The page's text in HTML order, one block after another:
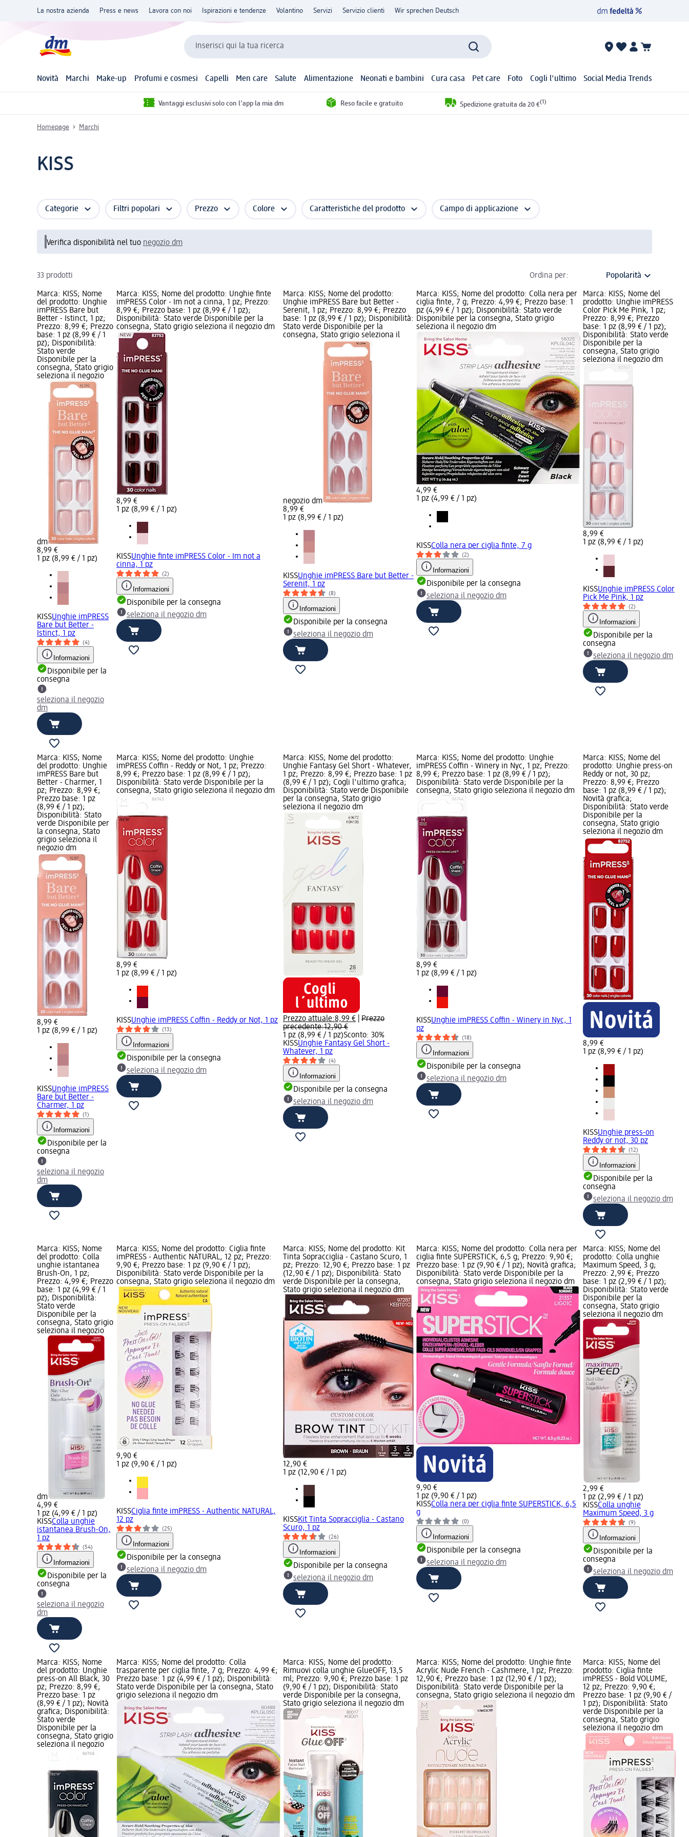
La nostra azienda Press e news Lavora con noi Ispirazioni e tendenze Volantino Servizi Servizio clienti Wir sprechen Deutsch
Inserisci qui la tua ricerca
Novità Marchi Make-up Profumi e cosmesi Capelli Men care Salute Alimentazione Neonati e bambini Cura casa Pet care Foto Cogli l'ultimo Social Media Trends
Vantaggi esclusivi solo con l'app la mia dm Reso facile e gratuito Spedizione gratuita da 20 €(1)
Homepage Marchi
KISS
Categorie Filtri popolari Prezzo Colore Caratteristiche del prodotto Campo di applicazione
Verifica disponibilità nel tuo negozio dm
33 prodotti Ordina per:
Marca: KISS; Nome
del prodotto: Unghie
imPRESS Bare but
Better - Istinct, 1 pz;
Prezzo: 8,99 €; Prezzo
base: 1 pz (8,99 € / 1
pz); Disponibilità:
Stato verde
Disponibile per la
consegna, Stato grigio
seleziona il negozio
dm
8,99 €
1 pz (8,99 € / 1 pz)
KISSUnghie imPRESS
Bare but Better -
Istinct, 1 pz
(4)
Informazioni
Disponibile per la
consegna
seleziona il negozio
dm
Marca: KISS; Nome del prodotto: Unghie finte
imPRESS Color - Im not a cinna, 1 pz; Prezzo:
8,99 €; Prezzo base: 1 pz (8,99 € / 1 pz);
Disponibilità: Stato verde Disponibile per la
consegna, Stato grigio seleziona il negozio dm
8,99 €
1 pz (8,99 € / 1 pz)
KISSUnghie finte imPRESS Color - Im not a
cinna, 1 pz
(2)
Informazioni
Disponibile per la consegna
seleziona il negozio dm
Marca: KISS; Nome del prodotto:
Unghie imPRESS Bare but Better -
Serenit, 1 pz; Prezzo: 8,99 €; Prezzo
base: 1 pz (8,99 € / 1 pz); Disponibilità:
Stato verde Disponibile per la
consegna, Stato grigio seleziona il
negozio dm
8,99 €
1 pz (8,99 € / 1 pz)
KISSUnghie imPRESS Bare but Better -
Serenit, 1 pz
(8)
Informazioni
Disponibile per la consegna
seleziona il negozio dm
Marca: KISS; Nome del prodotto: Colla nera per
ciglia finte, 7 g; Prezzo: 4,99 €; Prezzo base: 1
pz (4,99 € / 1 pz); Disponibilità: Stato verde
Disponibile per la consegna, Stato grigio
seleziona il negozio dm
4,99 €
1 pz (4,99 € / 1 pz)
KISSColla nera per ciglia finte, 7 g
(2)
Informazioni
Disponibile per la consegna
seleziona il negozio dm
Marca: KISS; Nome del
prodotto: Unghie imPRESS
Color Pick Me Pink, 1 pz;
Prezzo: 8,99 €; Prezzo
base: 1 pz (8,99 € / 1 pz);
Disponibilità: Stato verde
Disponibile per la
consegna, Stato grigio
seleziona il negozio dm
8,99 €
1 pz (8,99 € / 1 pz)
KISSUnghie imPRESS Color
Pick Me Pink, 1 pz
(2)
Informazioni
Disponibile per la
consegna
seleziona il negozio dm
Marca: KISS; Nome
del prodotto: Unghie
imPRESS Bare but
Better - Charmer, 1
pz; Prezzo: 8,99 €;
Prezzo base: 1 pz
(8,99 € / 1 pz);
Disponibilità: Stato
verde Disponibile per
la consegna, Stato
grigio seleziona il
negozio dm
8,99 €
1 pz (8,99 € / 1 pz)
KISSUnghie imPRESS
Bare but Better -
Charmer, 1 pz
(1)
Informazioni
Disponibile per la
consegna
seleziona il negozio
dm
Marca: KISS; Nome del prodotto: Unghie
imPRESS Coffin - Reddy or Not, 1 pz; Prezzo:
8,99 €; Prezzo base: 1 pz (8,99 € / 1 pz);
Disponibilità: Stato verde Disponibile per la
consegna, Stato grigio seleziona il negozio dm
8,99 €
1 pz (8,99 € / 1 pz)
KISSUnghie imPRESS Coffin - Reddy or Not, 1 pz
(13)
Informazioni
Disponibile per la consegna
seleziona il negozio dm
Marca: KISS; Nome del prodotto:
Unghie Fantasy Gel Short - Whatever,
1 pz; Prezzo: 8,99 €; Prezzo base: 1 pz
(8,99 € / 1 pz); Cogli l'ultimo grafica;
Disponibilità: Stato verde Disponibile
per la consegna, Stato grigio
seleziona il negozio dm
Prezzo attuale:8,99 €
Prezzo
precedente:12,90 €
1 pz (8,99 € / 1 pz)Sconto: 30%
KISSUnghie Fantasy Gel Short -
Whatever, 1 pz
(4)
Informazioni
Disponibile per la consegna
seleziona il negozio dm
Marca: KISS; Nome del prodotto: Unghie
imPRESS Coffin - Winery in Nyc, 1 pz; Prezzo:
8,99 €; Prezzo base: 1 pz (8,99 € / 1 pz);
Disponibilità: Stato verde Disponibile per la
consegna, Stato grigio seleziona il negozio dm
8,99 €
1 pz (8,99 € / 1 pz)
KISSUnghie imPRESS Coffin - Winery in Nyc, 1
pz
(18)
Informazioni
Disponibile per la consegna
seleziona il negozio dm
Marca: KISS; Nome del
prodotto: Unghie press-on
Reddy or not, 30 pz;
Prezzo: 8,99 €; Prezzo
base: 1 pz (8,99 € / 1 pz);
Novità grafica;
Disponibilità: Stato verde
Disponibile per la
consegna, Stato grigio
seleziona il negozio dm
8,99 €
1 pz (8,99 € / 1 pz)
KISSUnghie press-on
Reddy or not, 30 pz
(12)
Informazioni
Disponibile per la
consegna
seleziona il negozio dm
Marca: KISS; Nome
del prodotto: Colla
unghie istantanea
Brush-On, 1 pz;
Prezzo: 4,99 €; Prezzo
base: 1 pz (4,99 € / 1
pz); Disponibilità:
Stato verde
Disponibile per la
consegna, Stato grigio
seleziona il negozio
dm
4,99 €
1 pz (4,99 € / 1 pz)
KISSColla unghie
istantanea Brush-On,
1 pz
(54)
Informazioni
Disponibile per la
consegna
seleziona il negozio
dm
Marca: KISS; Nome del prodotto: Ciglia finte
imPRESS - Authentic NATURAL, 12 pz; Prezzo:
9,90 €; Prezzo base: 1 pz (9,90 € / 1 pz);
Disponibilità: Stato verde Disponibile per la
consegna, Stato grigio seleziona il negozio dm
9,90 €
1 pz (9,90 € / 1 pz)
KISSCiglia finte imPRESS - Authentic NATURAL,
12 pz
(25)
Informazioni
Disponibile per la consegna
seleziona il negozio dm
Marca: KISS; Nome del prodotto: Kit
Tinta Sopracciglia - Castano Scuro, 1
pz; Prezzo: 12,90 €; Prezzo base: 1 pz
(12,90 € / 1 pz); Disponibilità: Stato
verde Disponibile per la consegna,
Stato grigio seleziona il negozio dm
12,90 €
1 pz (12,90 € / 1 pz)
KISSKit Tinta Sopracciglia - Castano
Scuro, 1 pz
(26)
Informazioni
Disponibile per la consegna
seleziona il negozio dm
Marca: KISS; Nome del prodotto: Colla nera per
ciglia finte SUPERSTICK, 6,5 g; Prezzo: 9,90 €;
Prezzo base: 1 pz (9,90 € / 1 pz); Novità grafica;
Disponibilità: Stato verde Disponibile per la
consegna, Stato grigio seleziona il negozio dm
9,90 €
1 pz (9,90 € / 1 pz)
KISSColla nera per ciglia finte SUPERSTICK, 6,5
g
(0)
Informazioni
Disponibile per la consegna
seleziona il negozio dm
Marca: KISS; Nome del
prodotto: Colla unghie
Maximum Speed, 3 g;
Prezzo: 2,99 €; Prezzo
base: 1 pz (2,99 € / 1 pz);
Disponibilità: Stato verde
Disponibile per la
consegna, Stato grigio
seleziona il negozio dm
2,99 €
1 pz (2,99 € / 1 pz)
KISSColla unghie
Maximum Speed, 3 g
(9)
Informazioni
Disponibile per la
consegna
seleziona il negozio dm
Marca: KISS; Nome
del prodotto: Unghie
press-on All Black, 30
pz; Prezzo: 8,99 €;
Prezzo base: 1 pz
(8,99 € / 1 pz); Novità
grafica; Disponibilità:
Stato verde
Disponibile per la
consegna, Stato grigio
seleziona il negozio
Marca: KISS; Nome del prodotto: Colla
trasparente per ciglia finte, 7 g; Prezzo: 4,99 €;
Prezzo base: 1 pz (4,99 € / 1 pz); Disponibilità:
Stato verde Disponibile per la consegna, Stato
grigio seleziona il negozio dm
Marca: KISS; Nome del prodotto:
Rimuovi colla unghie GlueOFF, 13,5
ml; Prezzo: 9,90 €; Prezzo base: 1 pz
(9,90 € / 1 pz); Disponibilità: Stato
verde Disponibile per la consegna,
Stato grigio seleziona il negozio dm
Marca: KISS; Nome del prodotto: Unghie finte
Acrylic Nude French - Cashmere, 1 pz; Prezzo:
12,90 €; Prezzo base: 1 pz (12,90 € / 1 pz);
Disponibilità: Stato verde Disponibile per la
consegna, Stato grigio seleziona il negozio dm
Marca: KISS; Nome del
prodotto: Ciglia finte
imPRESS - Bold VOLUME,
12 pz; Prezzo: 9,90 €;
Prezzo base: 1 pz (9,90 € /
1 pz); Disponibilità: Stato
verde Disponibile per la
consegna, Stato grigio
seleziona il negozio dm